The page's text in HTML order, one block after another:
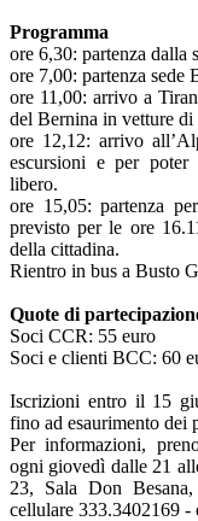
Programma
ore 6,30: partenza dalla
ore 7,00: partenza
ore 11,00: arrivo a
del Bernina in vetture di
ore 12,12: arrivo
escursioni e per poter
libero.
ore 15,05: partenza
previsto per le ore
della cittadina.
Rientro in bus a Busto
Quote di
Soci CCR: 55 euro
Soci e clienti BCC: 60
Iscrizioni entro il 15
fino ad esaurimento dei
Per informazioni,
ogni giovedì dalle 21
23, Sala Don
cellulare 333.3402169 -